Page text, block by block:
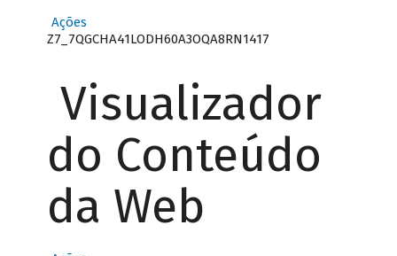
Ações
Z7_7QGCHA41LODH60A3OQA8RN1417
Visualizador
do Conteúdo
da Web